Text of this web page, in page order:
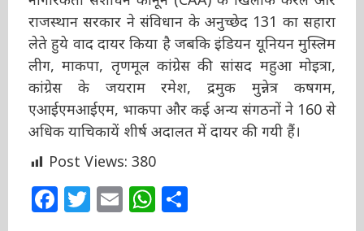
नागरिकता संशोधन कानून (CAA) के खिलाफ केरल
और राजस्थान सरकार ने संविधान के अनुच्छेद 131 का
सहारा लेते हुये वाद दायर किया है जबकि इंडियन
यूनियन मुस्लिम लीग, माकपा, तृणमूल कांग्रेस की सांसद
महुआ मोइत्रा, कांग्रेस के जयराम रमेश, द्रमुक मुन्नेत्र
कषगम, एआईएमआईएम, भाकपा और कई अन्य
संगठनों ने 160 से अधिक याचिकायें शीर्ष अदालत में
दायर की गयी हैं।
Post Views: 380